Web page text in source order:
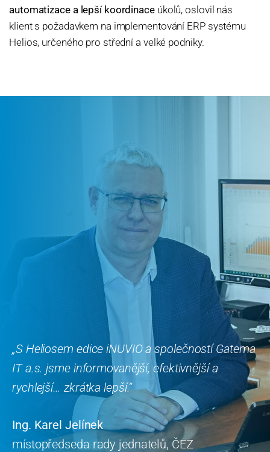
automatizace a lepší koordinaceúkolů, oslovil nás
klient s požadavkem na implementování ERP systému
Helios, určeného pro střední a velké podniky.
„S Heliosem edice iNUVIO a společností Gatema
IT a.s. jsme informovanější, efektivnější a
rychlejší… zkrátka lepší.“
Ing. Karel Jelínek
místopředseda rady jednatelů, ČEZ